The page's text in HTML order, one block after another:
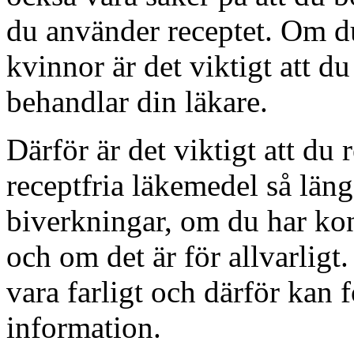
du använder receptet. Om
kvinnor är det viktigt att
behandlar din läkare.
Därför är det viktigt att du
receptfria läkemedel så
biverkningar, om du har
och om det är för
vara farligt och därför kan
information.